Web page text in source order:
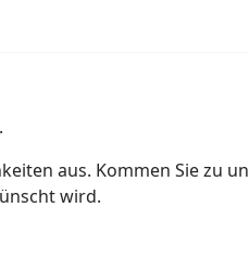
aus. Kommen Sie zu
wird.